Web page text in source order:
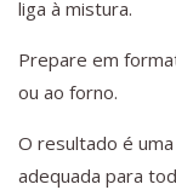
liga à mistura.
Prepare em
ou ao forno.
O resultado é
adequada para